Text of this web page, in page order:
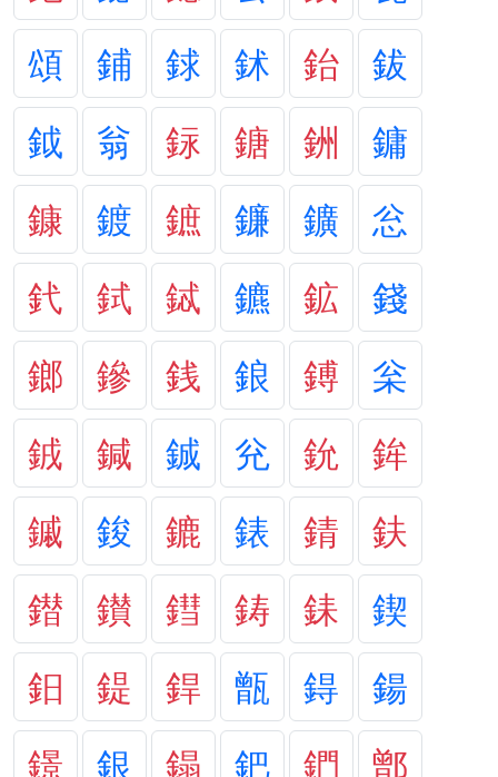
頌
鋪 銶 鉥 鈶
鈸
鉞
翁 銢 鎕 銂
鏞
鏮
鍍 鏣 鐮 鑛
忩
釴
鉽 鋱 鑣 鉱
錢
鎯
鏒 銭 鋃 鎛
枀
銊
鍼 鋮 兊 鈗
鉾
鏚
鋑 鏕 錶 錆
鈇
鐟
鑚 鏏 鋳 銇
鍥
鈤
鍉 銲 甑 鍀
鍚
鐛
銀 鎉 鈀 鍆 鄫